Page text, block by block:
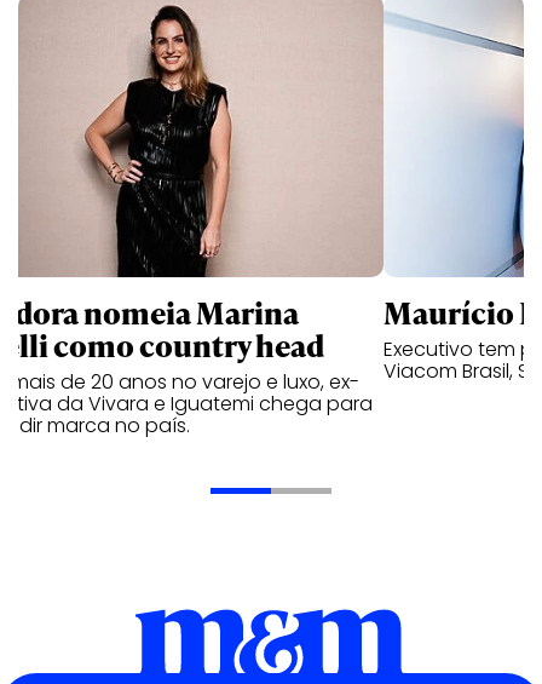
nomeia Marina
como country head
mais de 20 anos no varejo e luxo, ex-
da Vivara e Iguatemi chega para
marca no país.
Maurício
Executivo tem
Viacom Brasil,